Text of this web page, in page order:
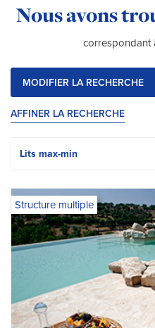
Résultats de la
Nous avons
correspondant
MODIFIER LA RECHERCHE
AFFINER LA RECHERCHE
Structure multiple